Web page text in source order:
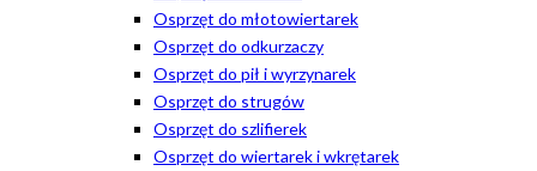
Osprzęt do młotowiertarek
Osprzęt do odkurzaczy
Osprzęt do pił i wyrzynarek
Osprzęt do strugów
Osprzęt do szlifierek
Osprzęt do wiertarek i wkrętarek